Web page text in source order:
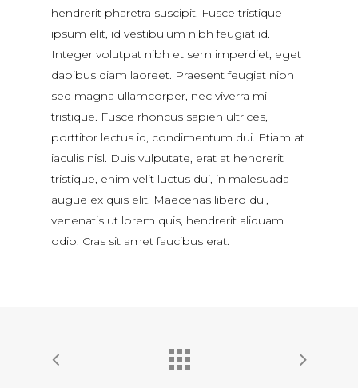
hendrerit pharetra suscipit. Fusce tristique
ipsum elit, id vestibulum nibh feugiat id.
Integer volutpat nibh et sem imperdiet, eget
dapibus diam laoreet. Praesent feugiat nibh
sed magna ullamcorper, nec viverra mi
tristique. Fusce rhoncus sapien ultrices,
porttitor lectus id, condimentum dui. Etiam at
iaculis nisl. Duis vulputate, erat at hendrerit
tristique, enim velit luctus dui, in malesuada
augue ex quis elit. Maecenas libero dui,
venenatis ut lorem quis, hendrerit aliquam
odio. Cras sit amet faucibus erat.